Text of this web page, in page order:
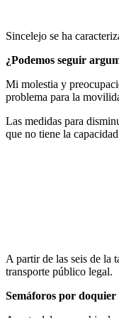
Sincelejo se ha
¿Podemos seguir
Mi molestia y
problema para la
Las medidas para
que no tiene la
A partir de las seis de la
transporte público legal.
Semáforos por doquier